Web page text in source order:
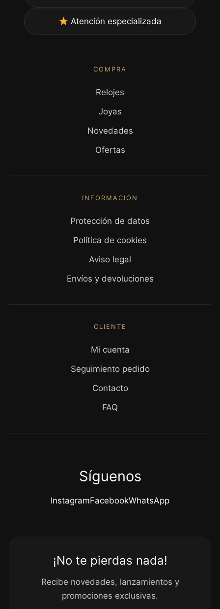
Atención especializada
COMPRA
Relojes
Joyas
Novedades
Ofertas
INFORMACIÓN
Protección de datos
Política de cookies
Aviso legal
Envíos y devoluciones
CLIENTE
Mi cuenta
Seguimiento pedido
Contacto
FAQ
Síguenos
InstagramFacebookWhatsApp
¡No te pierdas nada!
Recibe novedades, lanzamientos y
promociones exclusivas.